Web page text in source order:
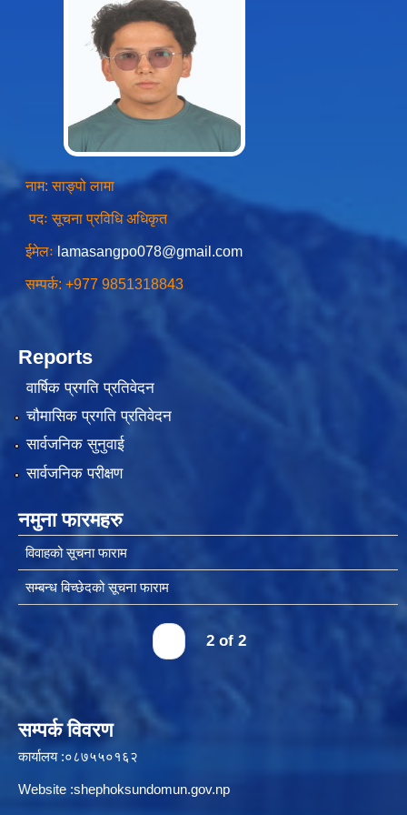
नाम: साङ्पो लामा
पदः सूचना प्रविधि अधिकृत
ईमेलः lamasangpo078@gmail.com
सम्पर्क: +977 9851318843
Reports
वार्षिक प्रगति प्रतिवेदन
चौमासिक प्रगति प्रतिवेदन
सार्वजनिक सुनुवाई
सार्वजनिक परीक्षण
नमुना फारमहरु
विवाहको सूचना फाराम
सम्बन्ध बिच्छेदको सूचना फाराम
2 of 2
सम्पर्क विवरण
कार्यालय :०८७५५०१६२
Website :shephoksundomun.gov.np